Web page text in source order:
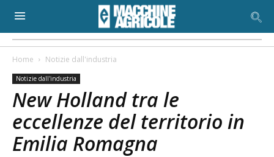
Home Notizie dall'industria
Notizie dall'industria
New Holland tra le
eccellenze del territorio in
Emilia Romagna